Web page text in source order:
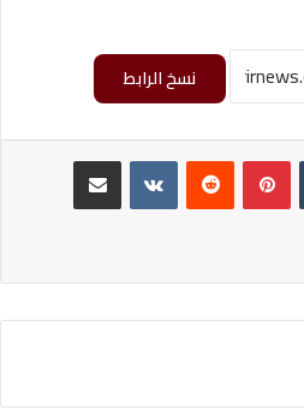
نسخ الرابط
بينتيريست